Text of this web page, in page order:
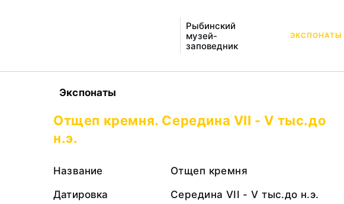
Рыбинский
музей-
заповедник
ЭКСПОНАТЫ
Экспонаты
Отщеп кремня. Середина VII - V тыс.до
н.э.
Название
Отщеп кремня
Датировка
Середина VII - V тыс.до н.э.